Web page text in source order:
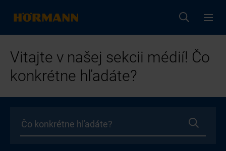
Vitajte v našej sekcii médií! Čo
konkrétne hľadáte?